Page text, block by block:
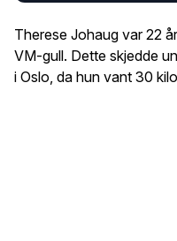
Therese Johaug var 22
VM-gull. Dette skjedde
i Oslo, da hun vant 30